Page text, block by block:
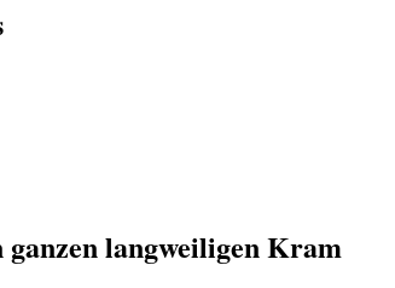
langweiligen Kram